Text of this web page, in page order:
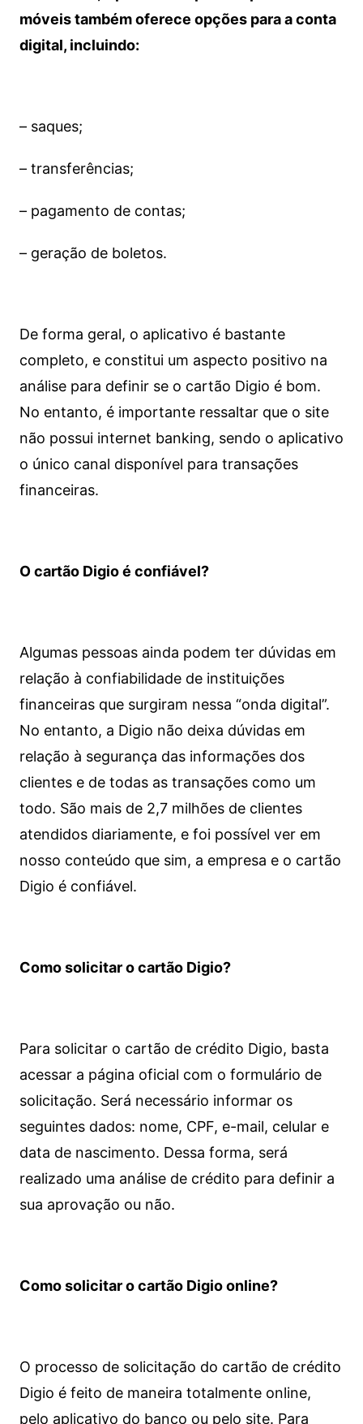
móveis também oferece opções para a conta
digital, incluindo:
– saques;
– transferências;
– pagamento de contas;
– geração de boletos.
De forma geral, o aplicativo é bastante
completo, e constitui um aspecto positivo na
análise para definir se o cartão Digio é bom.
No entanto, é importante ressaltar que o site
não possui internet banking, sendo o aplicativo
o único canal disponível para transações
financeiras.
O cartão Digio é confiável?
Algumas pessoas ainda podem ter dúvidas em
relação à confiabilidade de instituições
financeiras que surgiram nessa “onda digital”.
No entanto, a Digio não deixa dúvidas em
relação à segurança das informações dos
clientes e de todas as transações como um
todo. São mais de 2,7 milhões de clientes
atendidos diariamente, e foi possível ver em
nosso conteúdo que sim, a empresa e o cartão
Digio é confiável.
Como solicitar o cartão Digio?
Para solicitar o cartão de crédito Digio, basta
acessar a página oficial com o formulário de
solicitação. Será necessário informar os
seguintes dados: nome, CPF, e-mail, celular e
data de nascimento. Dessa forma, será
realizado uma análise de crédito para definir a
sua aprovação ou não.
Como solicitar o cartão Digio online?
O processo de solicitação do cartão de crédito
Digio é feito de maneira totalmente online,
pelo aplicativo do banco ou pelo site. Para